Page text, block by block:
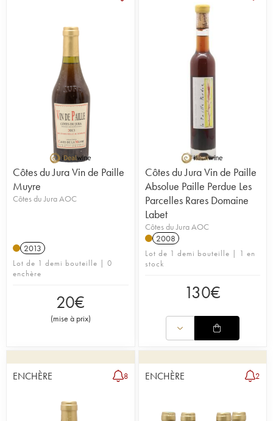
Côtes du Jura Vin de Paille
Muyre
Côtes du Jura AOC
2013
Lot de 1 demi bouteille | 0
enchère
20€
(mise à prix)
Côtes du Jura Vin de Paille
Absolue Paille Perdue Les
Parcelles Rares Domaine
Labet
Côtes du Jura AOC
2008
Lot de 1 demi bouteille | 1 en
stock
130€
ENCHÈRE 8 ENCHÈRE 2